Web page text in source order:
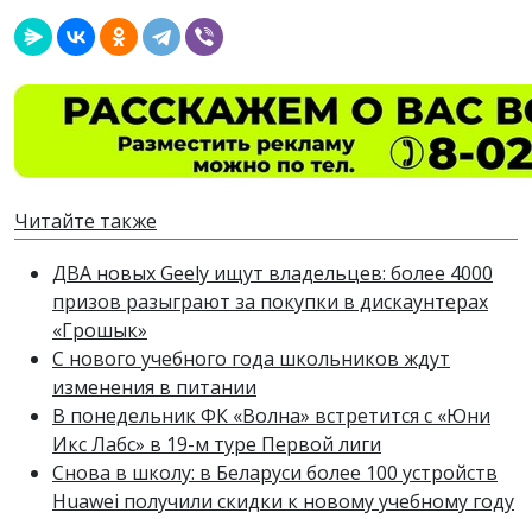
Читайте также
ДВА новых Geely ищут владельцев: более 4000
призов разыграют за покупки в дискаунтерах
«Грошык»
С нового учебного года школьников ждут
изменения в питании
В понедельник ФК «Волна» встретится с «Юни
Икс Лабс» в 19-м туре Первой лиги
Снова в школу: в Беларуси более 100 устройств
Huawei получили скидки к новому учебному году